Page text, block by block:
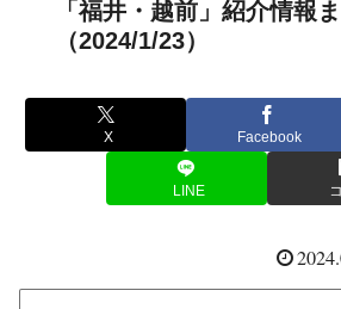
「福井・越前」紹介情報
（2024/1/23）
X Facebook
LINE